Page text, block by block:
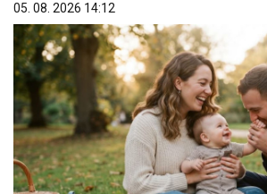
05. 08. 2026 14:12